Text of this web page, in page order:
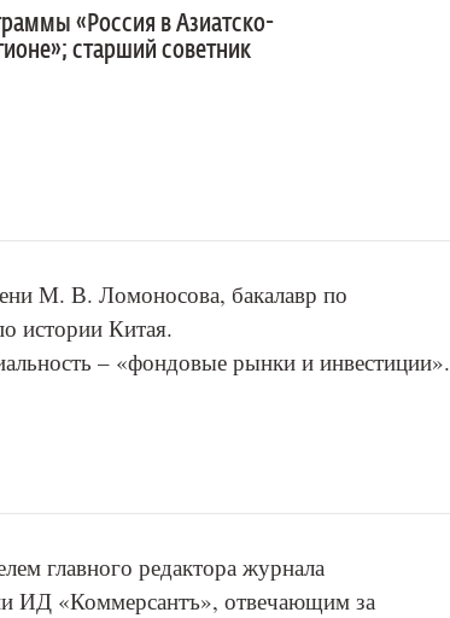
«Россия в Азиатско-
старший советник
М. В. Ломоносова, бакалавр по
истории Китая.
– «фондовые рынки и инвестиции».
главного редактора журнала
ИД «Коммерсантъ», отвечающим за